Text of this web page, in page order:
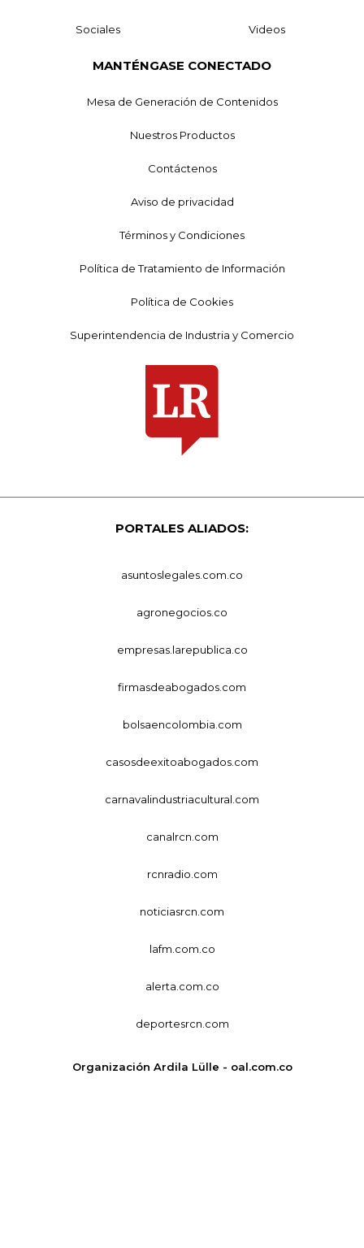
Sociales Videos
MANTÉNGASE CONECTADO
Mesa de Generación de Contenidos
Nuestros Productos
Contáctenos
Aviso de privacidad
Términos y Condiciones
Política de Tratamiento de Información
Política de Cookies
Superintendencia de Industria y Comercio
PORTALES ALIADOS:
asuntoslegales.com.co
agronegocios.co
empresas.larepublica.co
firmasdeabogados.com
bolsaencolombia.com
casosdeexitoabogados.com
carnavalindustriacultural.com
canalrcn.com
rcnradio.com
noticiasrcn.com
lafm.com.co
alerta.com.co
deportesrcn.com
Organización Ardila Lülle - oal.com.co